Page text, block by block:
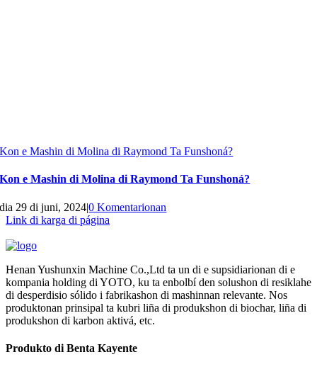
Kon e Mashin di Molina di Raymond Ta Funshoná?
Kon e Mashin di Molina di Raymond Ta Funshoná?
dia 29 di juni, 2024|0 Komentarionan
Link di karga di página
Henan Yushunxin Machine Co.,Ltd ta un di e supsidiarionan di e
kompania holding di YOTO, ku ta enbolbí den solushon di resiklahe
di desperdisio sólido i fabrikashon di mashinnan relevante. Nos
produktonan prinsipal ta kubri liña di produkshon di biochar, liña di
produkshon di karbon aktivá, etc.
Produkto di Benta Kayente